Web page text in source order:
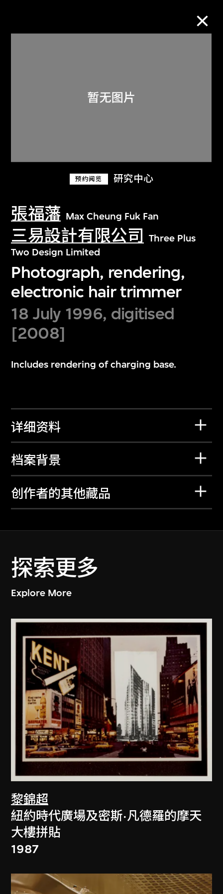
预约阅览 研究中心
張福藩 Max Cheung Fuk Fan
三易設計有限公司
Three Plus
Two Design Limited
Photograph, rendering,
electronic hair trimmer
18 July 1996, digitised
[2008]
Includes rendering of charging base.
详细资料
档案背景
创作者的其他藏品
探索更多
Explore More
黎錦超
紐約時代廣場及密斯·凡德羅的摩天
大樓拼貼
1987
关于M+藏品
探索世界顶级的二十及二十一世纪视觉
文化藏品。